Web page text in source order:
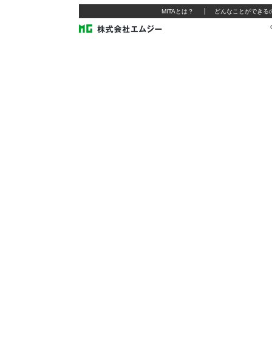
MITAとは？ どんなことができる